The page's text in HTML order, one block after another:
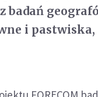
badań
i